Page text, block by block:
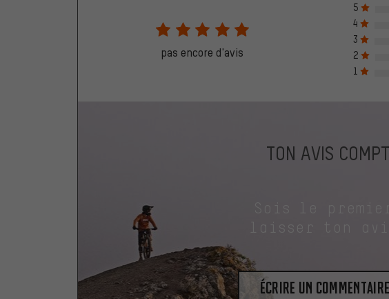
pas encore d'avis
5
4
3
2
1
TON AVIS
laisser ton
Écrire un commentaire